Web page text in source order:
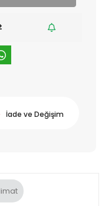
İade ve Değişim